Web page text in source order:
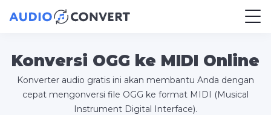
Konversi OGG ke MIDI Online
Konverter audio gratis ini akan membantu Anda dengan
cepat mengonversi file OGG ke format MIDI (Musical
Instrument Digital Interface).